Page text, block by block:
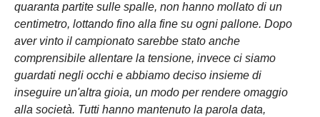
quaranta partite sulle spalle, non hanno mollato di un
centimetro, lottando fino alla fine su ogni pallone. Dopo
aver vinto il campionato sarebbe stato anche
comprensibile allentare la tensione, invece ci siamo
guardati negli occhi e abbiamo deciso insieme di
inseguire un'altra gioia, un modo per rendere omaggio
alla società. Tutti hanno mantenuto la parola data,